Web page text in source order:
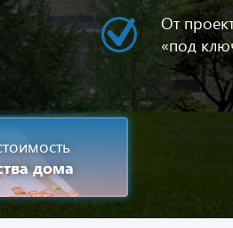
От
«под
дома